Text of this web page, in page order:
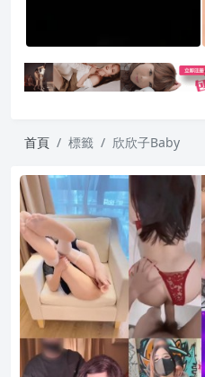
首頁 標籤 欣欣子Baby